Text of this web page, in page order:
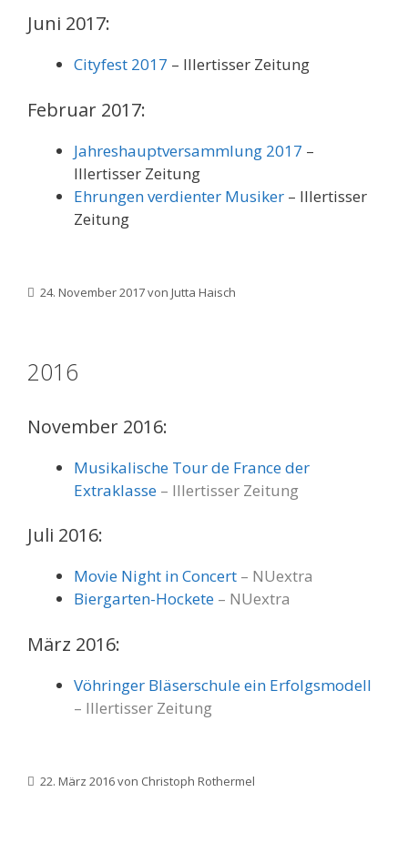
Juni 2017:
Cityfest 2017 – Illertisser Zeitung
Februar 2017:
Jahreshauptversammlung 2017 –
Illertisser Zeitung
Ehrungen verdienter Musiker – Illertisser
Zeitung
24. November 2017von Jutta Haisch
2016
November 2016:
Musikalische Tour de France der
Extraklasse – Illertisser Zeitung
Juli 2016:
Movie Night in Concert – NUextra
Biergarten-Hockete – NUextra
März 2016:
Vöhringer Bläserschule ein Erfolgsmodell
– Illertisser Zeitung
22. März 2016von Christoph Rothermel